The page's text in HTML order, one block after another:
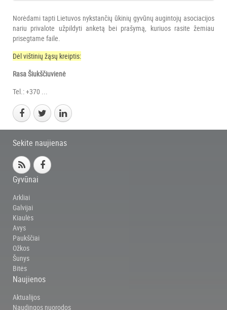
Norėdami tapti Lietuvos nykstančių ūkinių gyvūnų augintojų asociacijos
nariu privalote užpildyti anketą bei prašymą, kuriuos rasite žemiau
prisegtame faile.
Dėl vištinių žąsų kreiptis:
Rasa Šiukščiuvienė
Tel.: +370 ...
Sekite naujienas
Gyvūnai
Arkliai
Galvijai
Kiaulės
Avys
Paukščiai
Ožkos
Šunys
Bitės
Naujienos
Aktualijos
Naudingos nuorodos